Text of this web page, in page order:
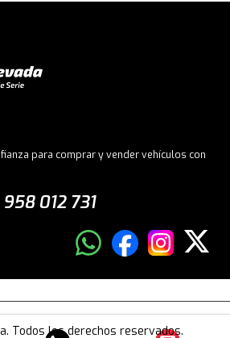
para comprar y vender vehículos con
958 012 731
Todos los derechos reservados.